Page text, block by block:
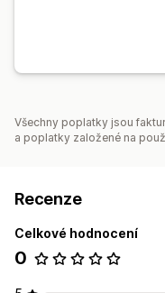
Všechny poplatky jsou
a poplatky založené na
Recenze
Celkové hodnocení
0